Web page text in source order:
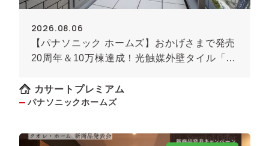
2026.08.06
【パナソニック ホームズ】おかげさまで発売
20周年＆10万棟達成！光触媒外壁タイル「キ
カサートプレミアム
パナソニックホームズ